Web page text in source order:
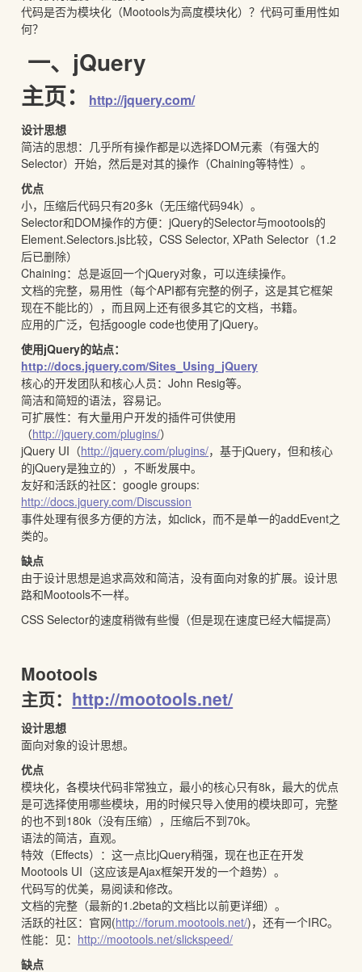
代码是否为模块化（Mootools为高度模块化）？代码可重用性如
何？
一、jQuery
主页：
http://jquery.com/
设计思想
简洁的思想：几乎所有操作都是以选择DOM元素（有强大的
Selector）开始，然后是对其的操作（Chaining等特性）。
优点
小，压缩后代码只有20多k（无压缩代码94k）。
Selector和DOM操作的方便：jQuery的Selector与mootools的
Element.Selectors.js比较，CSS Selector, XPath Selector（1.2
后已删除）
Chaining：总是返回一个jQuery对象，可以连续操作。
文档的完整，易用性（每个API都有完整的例子，这是其它框架
现在不能比的），而且网上还有很多其它的文档，书籍。
应用的广泛，包括google code也使用了jQuery。
使用jQuery的站点：
http://docs.jquery.com/Sites_Using_jQuery
核心的开发团队和核心人员：John Resig等。
简洁和简短的语法，容易记。
可扩展性：有大量用户开发的插件可供使用
（http://jquery.com/plugins/）
jQuery UI（http://jquery.com/plugins/，基于jQuery，但和核心
的jQuery是独立的），不断发展中。
友好和活跃的社区：google groups:
http://docs.jquery.com/Discussion
事件处理有很多方便的方法，如click，而不是单一的addEvent之
类的。
缺点
由于设计思想是追求高效和简洁，没有面向对象的扩展。设计思
路和Mootools不一样。
CSS Selector的速度稍微有些慢（但是现在速度已经大幅提高）
Mootools
主页： http://mootools.net/
设计思想
面向对象的设计思想。
优点
模块化，各模块代码非常独立，最小的核心只有8k，最大的优点
是可选择使用哪些模块，用的时候只导入使用的模块即可，完整
的也不到180k（没有压缩），压缩后不到70k。
语法的简洁，直观。
特效（Effects）：这一点比jQuery稍强，现在也正在开发
Mootools UI（这应该是Ajax框架开发的一个趋势）。
代码写的优美，易阅读和修改。
文档的完整（最新的1.2beta的文档比以前更详细）。
活跃的社区：官网(http://forum.mootools.net/)，还有一个IRC。
性能：见： http://mootools.net/slickspeed/
缺点